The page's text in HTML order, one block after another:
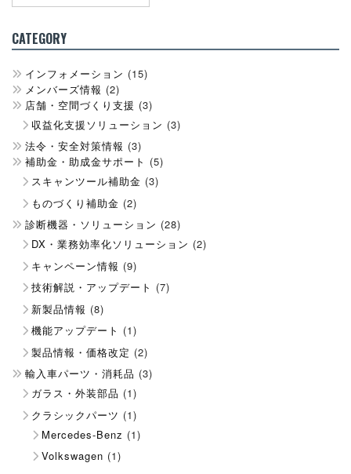
CATEGORY
インフォメーション (15)
メンバーズ情報 (2)
店舗・空間づくり支援 (3)
収益化支援ソリューション (3)
法令・安全対策情報 (3)
補助金・助成金サポート (5)
スキャンツール補助金 (3)
ものづくり補助金 (2)
診断機器・ソリューション (28)
DX・業務効率化ソリューション (2)
キャンペーン情報 (9)
技術解説・アップデート (7)
新製品情報 (8)
機能アップデート (1)
製品情報・価格改定 (2)
輸入車パーツ・消耗品 (3)
ガラス・外装部品 (1)
クラシックパーツ (1)
Mercedes-Benz (1)
Volkswagen (1)